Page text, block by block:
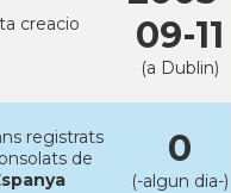
creacio
09-11
(a Dublin)
registrats
de
0
(-algun dia-)